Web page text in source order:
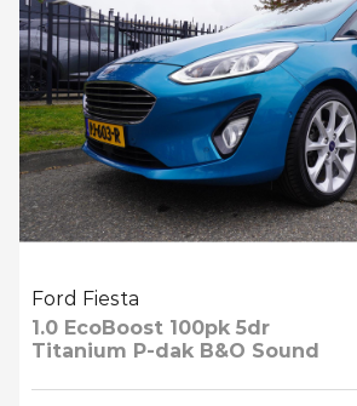
Ford Fiesta
1.0 EcoBoost 100pk 5dr
Titanium P-dak B&O Sound